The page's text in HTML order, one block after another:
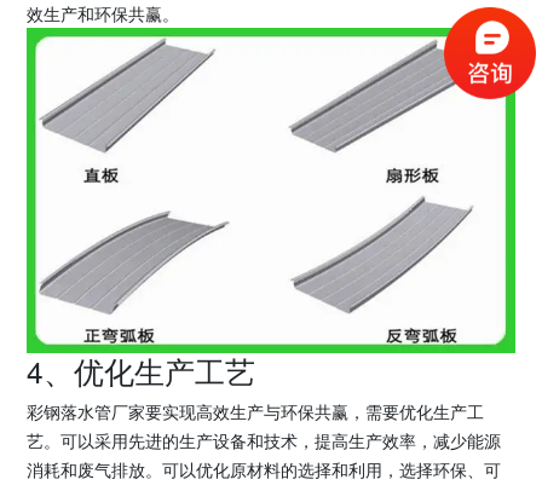
效生产和环保共赢。
4、优化生产工艺
彩钢落水管厂家要实现高效生产与环保共赢，需要优化生产工
艺。可以采用先进的生产设备和技术，提高生产效率，减少能源
消耗和废气排放。可以优化原材料的选择和利用，选择环保、可